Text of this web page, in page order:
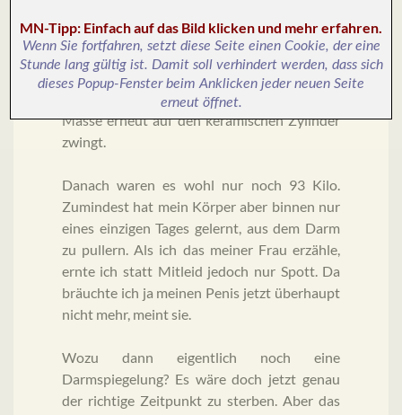
vorangegangenen Tortur immer noch bei der
mir altbekannten Zahl einpendelt. Das
können nur 95 Kilo Wasser sein, schießt es
mir durch den Kopf, als mich der Druck dieser
Masse erneut auf den keramischen Zylinder
zwingt.
Danach waren es wohl nur noch 93 Kilo.
Zumindest hat mein Körper aber binnen nur
eines einzigen Tages gelernt, aus dem Darm
zu pullern. Als ich das meiner Frau erzähle,
ernte ich statt Mitleid jedoch nur Spott. Da
bräuchte ich ja meinen Penis jetzt überhaupt
nicht mehr, meint sie.
Wozu dann eigentlich noch eine
Darmspiegelung? Es wäre doch jetzt genau
der richtige Zeitpunkt zu sterben. Aber das
MN-Tipp: Einfach auf das Bild klicken und mehr erfahren.
Wenn Sie fortfahren, setzt diese Seite einen Cookie, der eine
Stunde lang gültig ist. Damit soll verhindert werden, dass sich
dieses Popup-Fenster beim Anklicken jeder neuen Seite
erneut öffnet.